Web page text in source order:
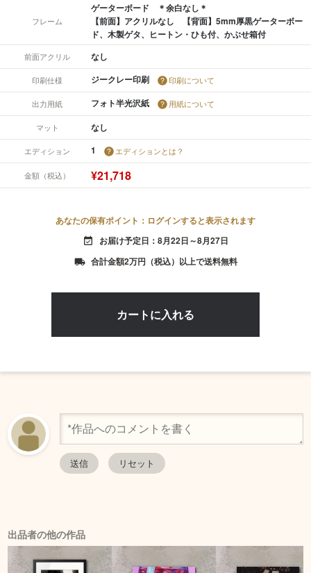
フレーム
ゲーターボード ＊余白なし＊
【前面】アクリルなし 【背面】5mm厚黒ゲーターボー
ド、木製ゲタ、ヒートン・ひも付、かぶせ箱付
前面アクリル なし
印刷仕様 ジークレー印刷 印刷について
出力用紙 フォト半光沢紙 用紙について
マット なし
エディション 1 エディションとは？
金額（税込） ¥21,718
あなたの保有ポイント：ログインすると表示されます
event_available お届け予定日：8月22日～8月27日
local_shipping 合計金額2万円（税込）以上で送料無料
出品者の他の作品